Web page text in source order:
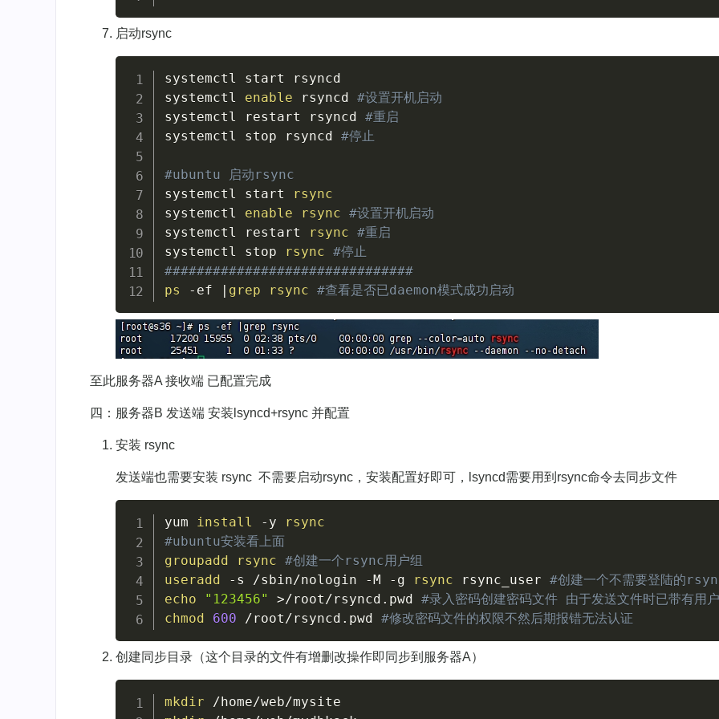
启动rsync
systemctl start rsyncd
systemctl enable rsyncd #设置开机启动
systemctl restart rsyncd #重启
systemctl stop rsyncd #停止
#ubuntu 启动rsync
systemctl start
rsync
systemctl enable rsync #设置开机启动
systemctl restart
rsync #重启
systemctl stop
rsync #停止
###############################
ps
-ef | grep rsync #查看是否已daemon模式成功启动
至此服务器A 接收端 已配置完成
四：服务器B 发送端 安装lsyncd+rsync 并配置
安装 rsync
发送端也需要安装 rsync 不需要启动rsync，安装配置好即可，lsyncd需要用到rsync命令去同步文件
yum install -y
rsync
#ubuntu安装看上面
groupadd
rsync #创建一个rsync用户组
useradd
-s /sbin/nologin -M -g rsync rsync_user #创建一个不需要登陆的
echo
"123456" >/root/rsyncd.pwd #录入密码创建密码文件 由于发送文件时已带有用
chmod
600 /root/rsyncd.pwd #修改密码文件的权限不然后期报错无法认证
创建同步目录（这个目录的文件有增删改操作即同步到服务器A）
mkdir